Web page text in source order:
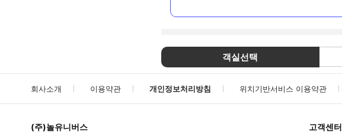
객실선택
회사소개 이용약관 개인정보처리방침 위치기반서비스 이용약관
(주)놀유니버스 고객센터